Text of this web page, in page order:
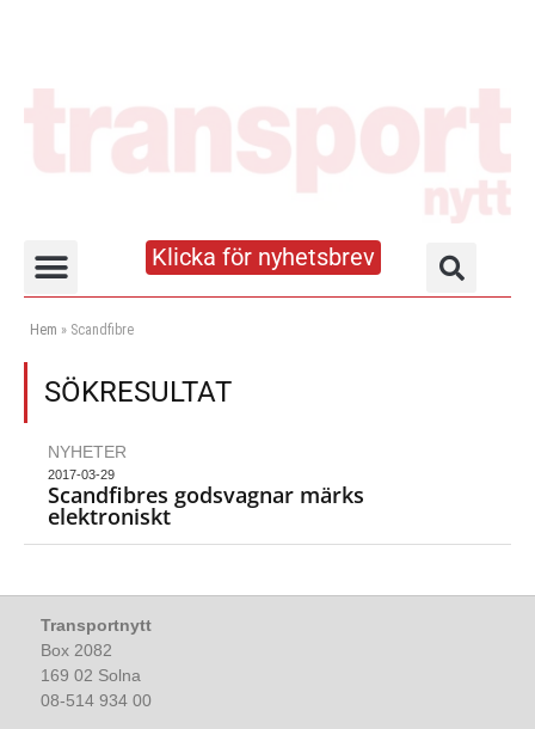
Klicka för nyhetsbrev
Hem » Scandfibre
SÖKRESULTAT
NYHETER
2017-03-29
Scandfibres godsvagnar märks
elektroniskt
Transportnytt
Box 2082
169 02 Solna
08-514 934 00